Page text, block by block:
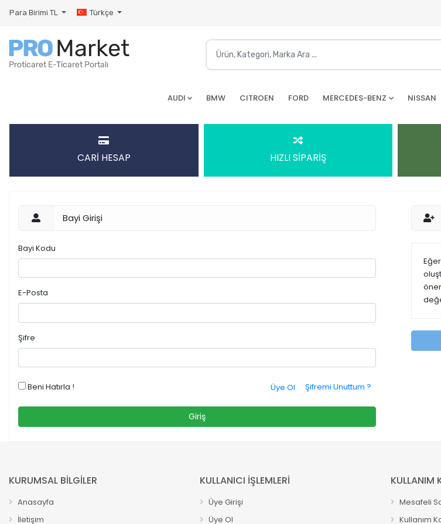
Para Birimi TL Türkçe
AUDI BMW CITROEN FORD MERCEDES-BENZ NISSAN
CARİ HESAP HIZLI SİPARİŞ
Bayi Girişi
Bayi Kodu
E-Posta
Şifre
Beni Hatırla ! Şifremi Unuttum ?
Üye Ol
Giriş
KURUMSAL BİLGİLER
Anasayfa
İletişim
KULLANICI İŞLEMLERİ
Üye Girişi
Üye Ol
KULLANIM
Mesafeli
Kullanım